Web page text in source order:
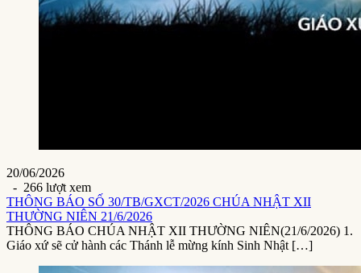
20/06/2026
- 266 lượt xem
THÔNG BÁO SỐ 30/TB/GXCT/2026 CHÚA NHẬT XII
THƯỜNG NIÊN 21/6/2026
THÔNG BÁO CHÚA NHẬT XII THƯỜNG NIÊN(21/6/2026) 1.
Giáo xứ sẽ cử hành các Thánh lễ mừng kính Sinh Nhật […]